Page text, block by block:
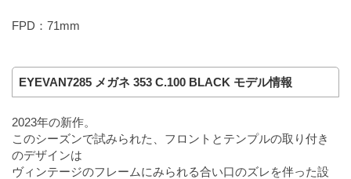
FPD：71mm
EYEVAN7285 メガネ 353 C.100 BLACK モデル情報
2023年の新作。
このシーズンで試みられた、フロントとテンプルの取り付き
のデザインは
ヴィンテージのフレームにみられる合い口のズレを伴った設